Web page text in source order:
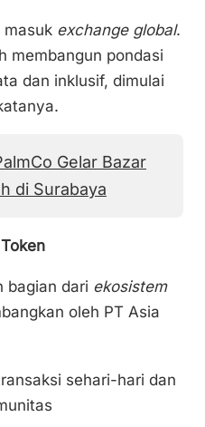
masuk exchange global.
membangun pondasi
dan inklusif, dimulai
Gelar Bazar
di Surabaya
bagian dari ekosistem
oleh PT Asia
sehari-hari dan